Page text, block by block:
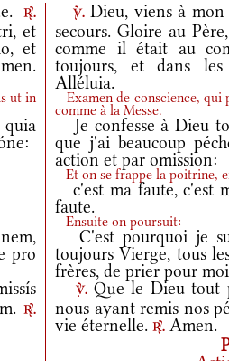
r.
et
et
v.Dieu, viens à
secours. Gloire au
comme il était au
toujours, et dans les
Alléluia.
ut in Examen de conscience, qui
comme à la Messe.
Je confesse à Dieu
que j'ai beaucoup
action et par omission:
Et on se frappe la poitrine,
c'est ma faute, c'est
faute.
Ensuite on poursuit:
pro
C'est pourquoi je
toujours Vierge, tous
frères, de prier pour
r.
v.Que le Dieu tout
nous ayant remis nos
vie éternelle.r. Amen.